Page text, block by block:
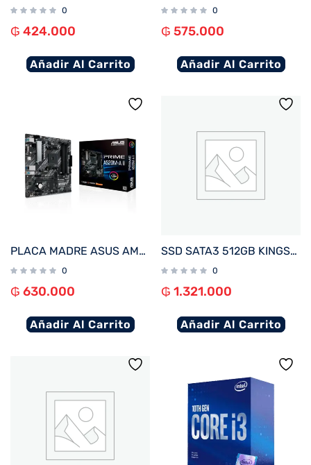
0
₲ 424.000
Añadir Al Carrito
0
₲ 575.000
Añadir Al Carrito
PLACA MADRE ASUS AM4 PRIME A520M-A II V/S/R/HDMI/DP/M.2/DDR4/MATX
0
₲ 630.000
Añadir Al Carrito
SSD SATA3 512GB KINGSTON SKC600/512G 550/520
0
₲ 1.321.000
Añadir Al Carrito